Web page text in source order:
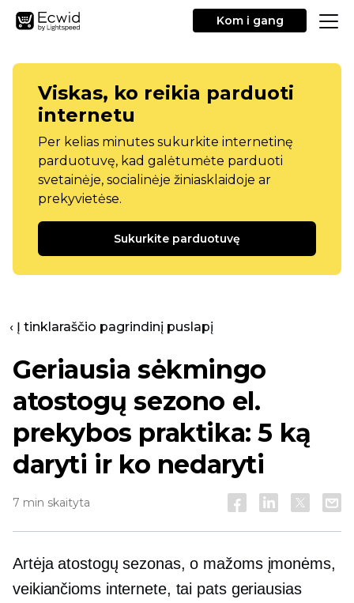
Kom i gang
Viskas, ko reikia parduoti
internetu
Per kelias minutes sukurkite internetinę
parduotuvę, kad galėtumėte parduoti
svetainėje, socialinėje žiniasklaidoje ar
prekyvietėse.
Sukurkite parduotuvę
‹ Į tinklaraščio pagrindinį puslapį
Geriausia sėkmingo
atostogų sezono el.
prekybos praktika: 5 ką
daryti ir ko nedaryti
7 min skaityta
Artėja atostogų sezonas, o mažoms įmonėms,
veikiančioms internete, tai pats geriausias